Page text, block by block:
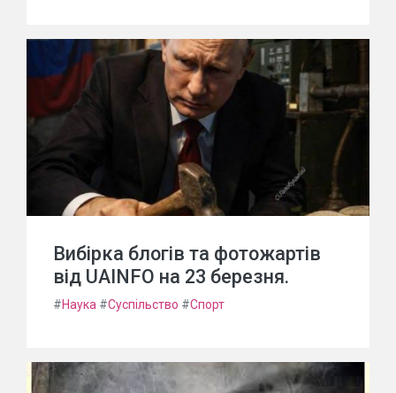
Вибірка блогів та фотожартів
від UAINFO на 23 березня.
#Наука #Суспільство #Спорт